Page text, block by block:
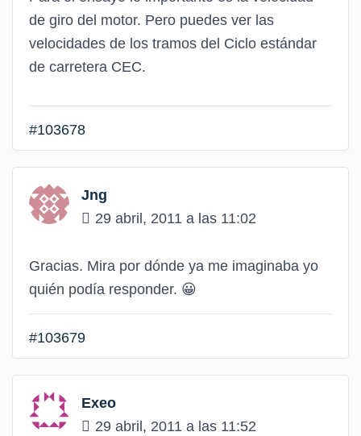
de giro del motor. Pero puedes ver las
velocidades de los tramos del Ciclo estándar
de carretera CEC.
#103678
Jng
29 abril, 2011 a las 11:02
Gracias. Mira por dónde ya me imaginaba yo
quién podía responder. 😀
#103679
Exeo
29 abril, 2011 a las 11:52